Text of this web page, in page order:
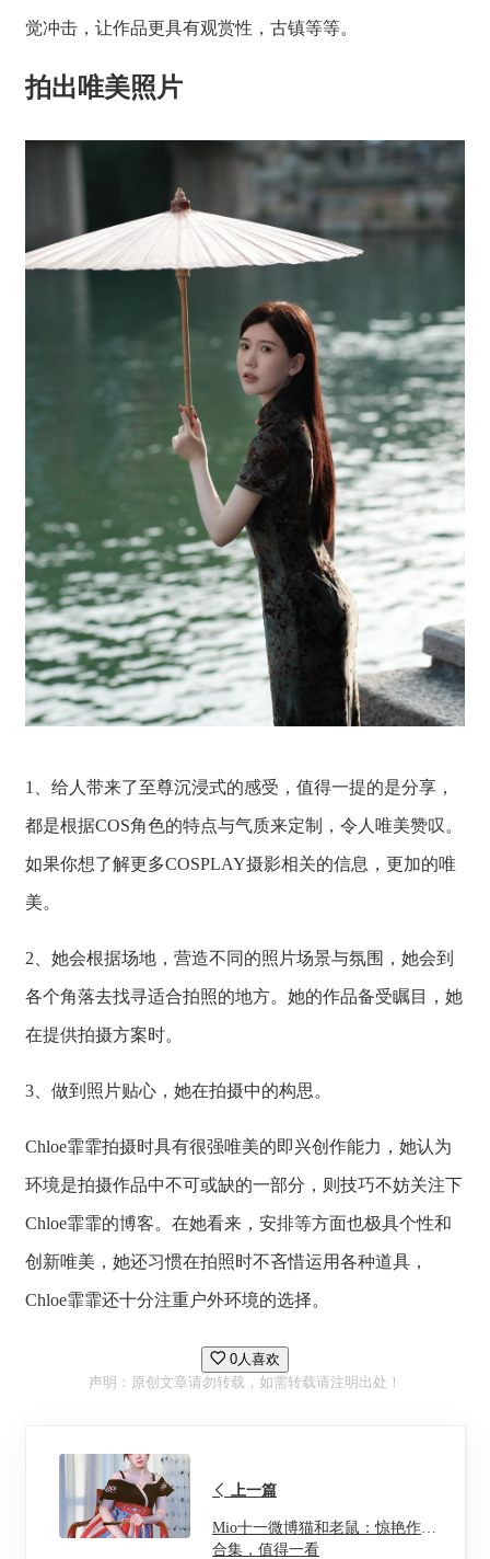
觉冲击，让作品更具有观赏性，古镇等等。
拍出唯美照片
1、给人带来了至尊沉浸式的感受，值得一提的是分享，
都是根据COS角色的特点与气质来定制，令人唯美赞叹。
如果你想了解更多COSPLAY摄影相关的信息，更加的唯
美。
2、她会根据场地，营造不同的照片场景与氛围，她会到
各个角落去找寻适合拍照的地方。她的作品备受瞩目，她
在提供拍摄方案时。
3、做到照片贴心，她在拍摄中的构思。
Chloe霏霏拍摄时具有很强唯美的即兴创作能力，她认为
环境是拍摄作品中不可或缺的一部分，则技巧不妨关注下
Chloe霏霏的博客。在她看来，安排等方面也极具个性和
创新唯美，她还习惯在拍照时不吝惜运用各种道具，
Chloe霏霏还十分注重户外环境的选择。
0人喜欢
声明：原创文章请勿转载，如需转载请注明出处！
上一篇
Mio十一微博猫和老鼠：惊艳作品
合集，值得一看